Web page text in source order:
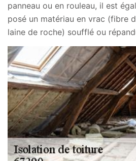
panneau ou en rouleau, il est
posé un matériau en vrac (fibre
laine de roche) soufflé ou